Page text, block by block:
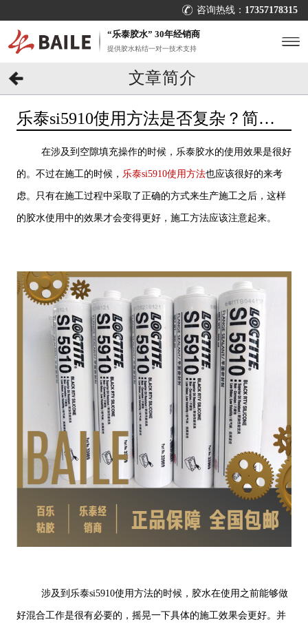
咨询热线： 17357178315
“乐泰胶水” 30年经销商
提供胶水粘结一对一技术支持
文章简介
乐泰si5910使用方法是否复杂？简单
在涉及到空隙填充操作的时候，乐泰胶水的使用效果是很好
的。不过在施工的时候， 乐泰si5910使用方法也应该很好的来考
虑。只有在施工过程中采取了正确的方式来生产施工之后，这样
的胶水使用中的效果才会变得更好，施工方法应该注意起来。
涉及到乐泰si5910使用方法的时候，胶水在使用之前能够做
好混合工作是很有必要的，摇晃一下具体的施工效果会更好。并